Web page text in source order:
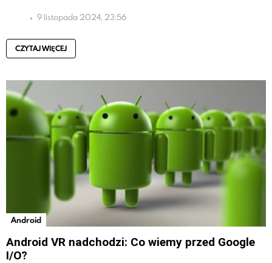
9 listopada 2024, 23:56
CZYTAJ WIĘCEJ
Android
Android VR nadchodzi: Co wiemy przed Google
I/O?